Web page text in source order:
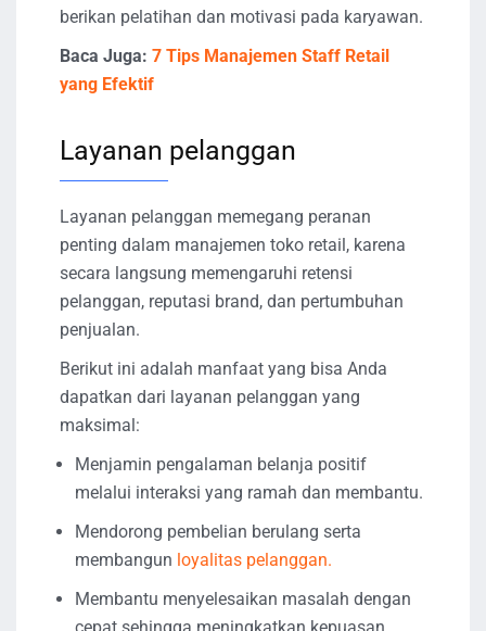
berikan pelatihan dan motivasi pada karyawan.
Baca Juga: 7 Tips Manajemen Staff Retail
yang Efektif
Layanan pelanggan
Layanan pelanggan memegang peranan
penting dalam manajemen toko retail, karena
secara langsung memengaruhi retensi
pelanggan, reputasi brand, dan pertumbuhan
penjualan.
Berikut ini adalah manfaat yang bisa Anda
dapatkan dari layanan pelanggan yang
maksimal:
Menjamin pengalaman belanja positif
melalui interaksi yang ramah dan membantu.
Mendorong pembelian berulang serta
membangun loyalitas pelanggan.
Membantu menyelesaikan masalah dengan